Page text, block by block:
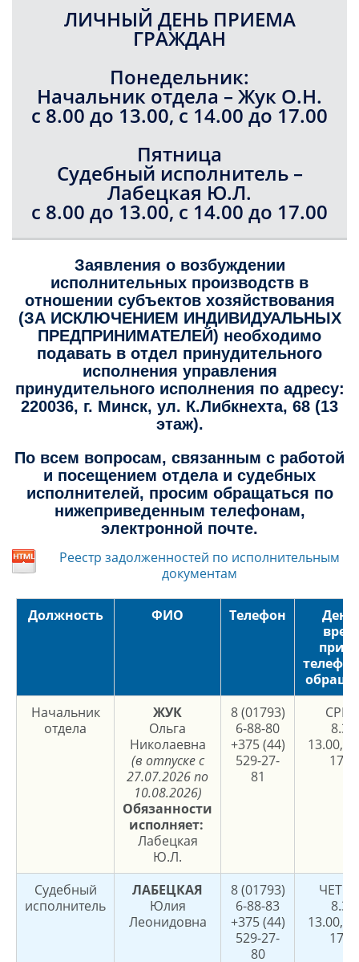
ЛИЧНЫЙ ДЕНЬ ПРИЕМА
ГРАЖДАН
Понедельник:
Начальник отдела – Жук О.Н.
с 8.00 до 13.00, с 14.00 до 17.00
Пятница
Судебный исполнитель –
Лабецкая Ю.Л.
с 8.00 до 13.00, с 14.00 до 17.00
Заявления о возбуждении
исполнительных производств в
отношении субъектов хозяйствования
(ЗА ИСКЛЮЧЕНИЕМ ИНДИВИДУАЛЬНЫХ
ПРЕДПРИНИМАТЕЛЕЙ) необходимо
подавать в отдел принудительного
исполнения управления
принудительного исполнения по адресу:
220036, г. Минск, ул. К.Либкнехта, 68 (13
этаж).
По всем вопросам, связанным с работой
и посещением отдела и судебных
исполнителей, просим обращаться по
нижеприведенным телефонам,
электронной почте.
Реестр задолженностей по исполнительным
документам
Должность ФИО Телефон
День
Начальник
отдела
ЖУК
Ольга
Николаевна
(в отпуске с
27.07.2026 по
10.08.2026)
Обязанности
исполняет:
Лабецкая
Ю.Л.
8 (01793)
6-88-80
+375 (44)
529-27-
81
8.30-
13.00,
Судебный
исполнитель
ЛАБЕЦКАЯ
Юлия
Леонидовна
8 (01793)
6-88-83
+375 (44)
529-27-
80
8.30-
13.00,